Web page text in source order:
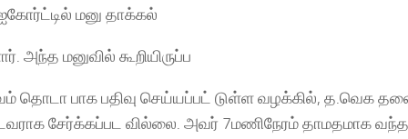
மனு தாக்கல்
அந்த மனுவில் கூறியிருப்ப
தொடா பாக பதிவு செய்யப்பட் டுள்ள வழக்கில், த.வெக
சேர்க்கப்பட வில்லை. அவர் 7மணிநேரம் தாமதமாக